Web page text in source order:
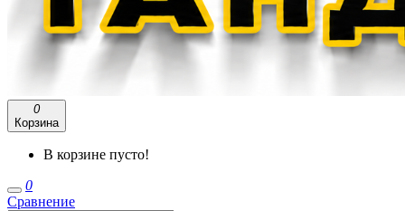
0
Корзина
В корзине пусто!
0
Сравнение